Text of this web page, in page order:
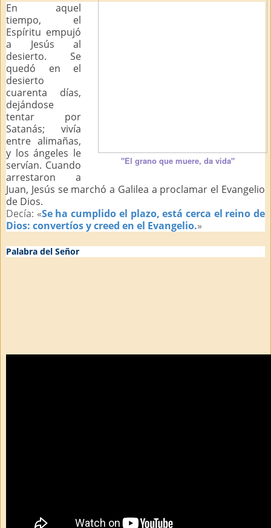
"El grano que muere, da vida"
En aquel
tiempo, el
Espíritu empujó
a Jesús al
desierto. Se
quedó en el
desierto
cuarenta días,
dejándose
tentar por
Satanás; vivía
entre alimañas,
y los ángeles le
servían. Cuando
arrestaron a
Juan, Jesús se marchó a Galilea a proclamar el Evangelio
de Dios.
Decía: «Se ha cumplido el plazo, está cerca el reino de
Dios: convertíos y creed en el Evangelio.»
Palabra del Señor